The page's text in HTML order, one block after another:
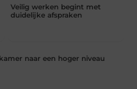
Veilig werken begint met
duidelijke afspraken
naar een hoger niveau